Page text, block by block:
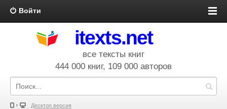
Войти
itexts.net
все тексты книг
444 000 книг, 109 000 авторов
Десктоп версия